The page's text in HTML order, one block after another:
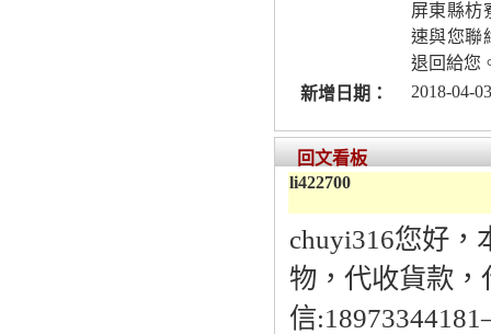
屏東縣枋
速與您聯
退回給您
新增日期：
2018-04-
回文看板
li422700
chuyi316您好，
物，代收貨款，
信